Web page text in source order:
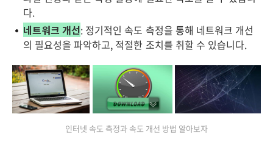
다.
네트워크 개선: 정기적인 속도 측정을 통해 네트워크 개선
의 필요성을 파악하고, 적절한 조치를 취할 수 있습니다.
인터넷 속도 측정과 속도 개선 방법 알아보자